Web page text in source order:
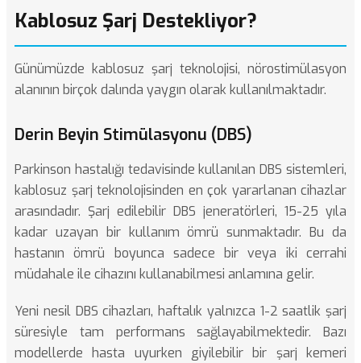
Kablosuz Şarj Destekliyor?
Günümüzde kablosuz şarj teknolojisi, nörostimülasyon
alanının birçok dalında yaygın olarak kullanılmaktadır.
Derin Beyin Stimülasyonu (DBS)
Parkinson hastalığı tedavisinde kullanılan DBS sistemleri,
kablosuz şarj teknolojisinden en çok yararlanan cihazlar
arasındadır. Şarj edilebilir DBS jeneratörleri, 15-25 yıla
kadar uzayan bir kullanım ömrü sunmaktadır. Bu da
hastanın ömrü boyunca sadece bir veya iki cerrahi
müdahale ile cihazını kullanabilmesi anlamına gelir.
Yeni nesil DBS cihazları, haftalık yalnızca 1-2 saatlik şarj
süresiyle tam performans sağlayabilmektedir. Bazı
modellerde hasta uyurken giyilebilir bir şarj kemeri